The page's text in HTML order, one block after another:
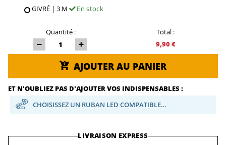
GIVRÉ | 3 M
En stock
Quantité :
Total :
9,90 €
AJOUTER AU PANIER
ET N'OUBLIEZ PAS D'AJOUTER VOS INDISPENSABLES :
CHOISISSEZ UN RUBAN LED COMPATIBLE…
LIVRAISON EXPRESS